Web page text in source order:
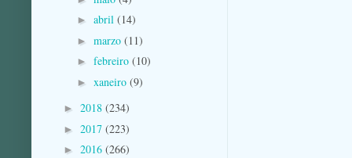
► abril (14)
► marzo (11)
► febreiro (10)
► xaneiro (9)
► 2018 (234)
► 2017 (223)
► 2016 (266)